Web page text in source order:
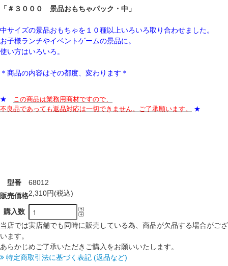
「＃３０００ 景品おもちゃパック・中」
中サイズの景品おもちゃを１０種以上いろいろ取り合わせました。
お子様ランチやイベントゲームの景品に。
使い方はいろいろ。
＊商品の内容はその都度、変わります＊
★
この商品は業務用商材ですので、
不良品であっても返品対応は一切できません。ご了承願います。
★
型番
68012
販売価格2,310円(税込)
購入数
当店では実店舗でも同時に販売している為、商品が欠品する場合がござ
います。
あらかじめご了承いただきご購入をお願いいたします。
特定商取引法に基づく表記 (返品など)